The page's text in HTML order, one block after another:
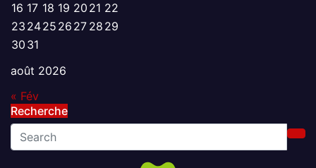
août 2026
16 17 18 19 20 21 22
23 2425 26 27 28 29
30 31
« Fév
Recherche